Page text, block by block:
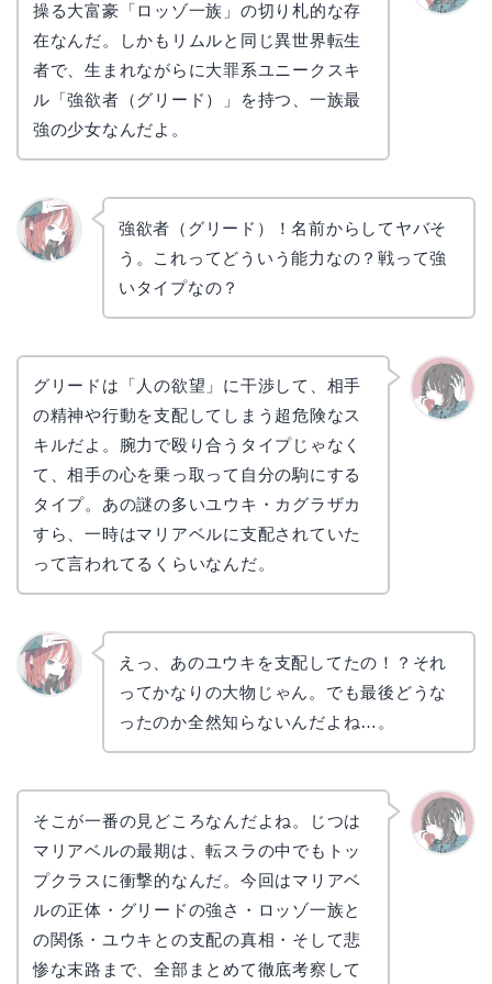
操る大富豪「ロッゾ一族」の切り札的な存
在なんだ。しかもリムルと同じ異世界転生
者で、生まれながらに大罪系ユニークスキ
ル「強欲者（グリード）」を持つ、一族最
強の少女なんだよ。
強欲者（グリード）！名前からしてヤバそ
う。これってどういう能力なの？戦って強
いタイプなの？
グリードは「人の欲望」に干渉して、相手
の精神や行動を支配してしまう超危険なス
キルだよ。腕力で殴り合うタイプじゃなく
て、相手の心を乗っ取って自分の駒にする
タイプ。あの謎の多いユウキ・カグラザカ
すら、一時はマリアベルに支配されていた
って言われてるくらいなんだ。
えっ、あのユウキを支配してたの！？それ
ってかなりの大物じゃん。でも最後どうな
ったのか全然知らないんだよね…。
そこが一番の見どころなんだよね。じつは
マリアベルの最期は、転スラの中でもトッ
プクラスに衝撃的なんだ。今回はマリアベ
ルの正体・グリードの強さ・ロッゾ一族と
の関係・ユウキとの支配の真相・そして悲
惨な末路まで、全部まとめて徹底考察して